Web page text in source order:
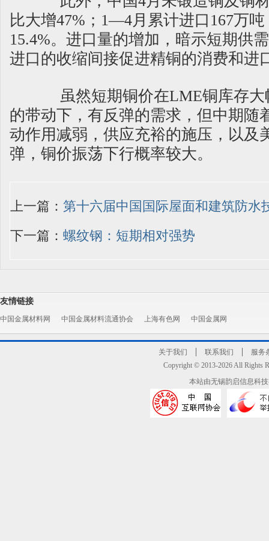
比大增47%；1—4月累计进口167万
15.4%。进口量的增加，暗示短期供
进口的收缩间接促进精铜的消费和进
虽然短期铜价在LME铜库存大
的带动下，有反弹的需求，但中期随
动作用减弱，供应充裕的施压，以及
弹，铜价振荡下行概率较大。
上一篇： 第十六届中国国际屋面和建筑防水
下一篇： 螺纹钢：短期相对强势
友情链接
中国金属材料网 中国金属材料流通协会 上海有色网 中国金属网
关于我们 联系我们
服务
Copyright © 2013-2026 All Rights
本站由无锡韵启信息科